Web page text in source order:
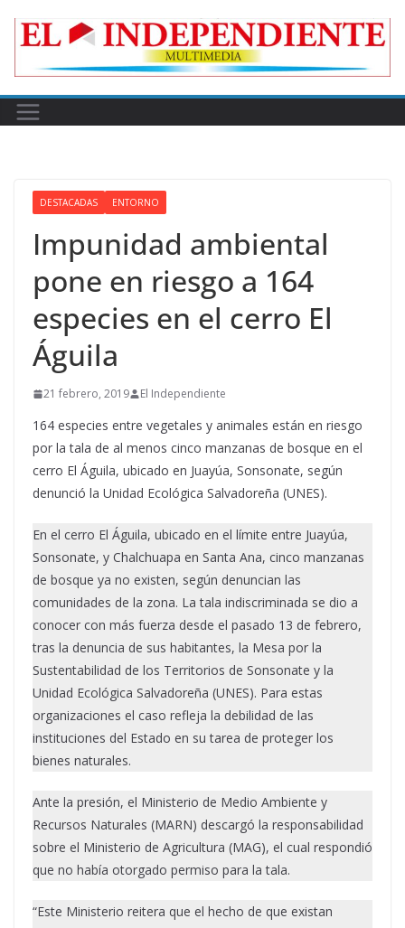
DESTACADAS ENTORNO
Impunidad ambiental
pone en riesgo a 164
especies en el cerro El
Águila
21 febrero, 2019 El Independiente
164 especies entre vegetales y animales están en riesgo
por la tala de al menos cinco manzanas de bosque en el
cerro El Águila, ubicado en Juayúa, Sonsonate, según
denunció la Unidad Ecológica Salvadoreña (UNES).
En el cerro El Águila, ubicado en el límite entre Juayúa,
Sonsonate, y Chalchuapa en Santa Ana, cinco manzanas
de bosque ya no existen, según denuncian las
comunidades de la zona. La tala indiscriminada se dio a
conocer con más fuerza desde el pasado 13 de febrero,
tras la denuncia de sus habitantes, la Mesa por la
Sustentabilidad de los Territorios de Sonsonate y la
Unidad Ecológica Salvadoreña (UNES). Para estas
organizaciones el caso refleja la debilidad de las
instituciones del Estado en su tarea de proteger los
bienes naturales.
Ante la presión, el Ministerio de Medio Ambiente y
Recursos Naturales (MARN) descargó la responsabilidad
sobre el Ministerio de Agricultura (MAG), el cual respondió
que no había otorgado permiso para la tala.
“Este Ministerio reitera que el hecho de que existan